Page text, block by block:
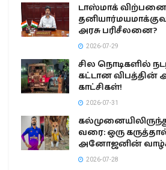
டாஸ்மாக்
அரசு பரிசீலனை?
2026-07-29
சில நொடிகளில்
கட்டான விபத்தின்
காட்சிகள்!
2026-07-31
வரை: ஒரு
அனோஜனின்
2026-07-28